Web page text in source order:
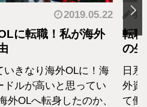
2019.05.22
に転職！私が海外
いきなり海外OLに！海
ドルが高いと思ってい
外OLへ転身したのか、
羽
転
の
日
外資
て働